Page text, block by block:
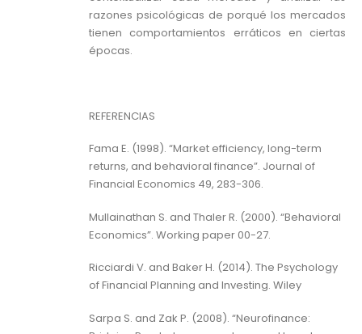
razones psicológicas de porqué los mercados
tienen comportamientos erráticos en ciertas
épocas.
REFERENCIAS
Fama E. (1998). “Market efficiency, long-term
returns, and behavioral finance”. Journal of
Financial Economics 49, 283-306.
Mullainathan S. and Thaler R. (2000). “Behavioral
Economics”. Working paper 00-27.
Ricciardi V. and Baker H. (2014). The Psychology
of Financial Planning and Investing. Wiley
Sarpa S. and Zak P. (2008). “Neurofinance: